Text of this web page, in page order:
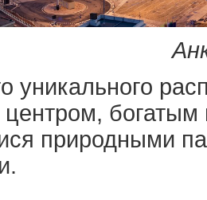
уникального
центром,
природными